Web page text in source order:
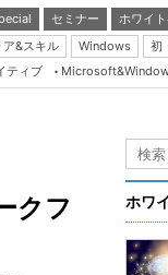
セミナー
ホワイ
ア&スキル Windows
初
Server & Storage
Java Agile
Database Expert
ティブ
クフ
ホワ